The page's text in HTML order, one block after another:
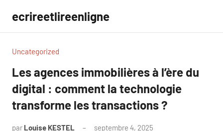
contenu
ecrireetlireenligne
Uncategorized
Les agences immobilières à l’ère du
digital : comment la technologie
transforme les transactions ?
par Louise KESTEL septembre 4, 2025